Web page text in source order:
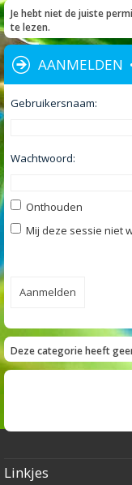
Je hebt niet de juiste
te lezen.
AANMELDEN
Gebruikersnaam:
Wachtwoord:
Onthouden
Mij deze sessie niet
Deze categorie heeft
Linkjes